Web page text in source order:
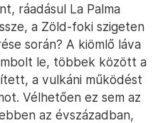
ráadásul La Palma
a Zöld-foki szigeten
során? A kiömlő láva
le, többek között a
a vulkáni működést
Vélhetően ez sem az
az évszázadban,